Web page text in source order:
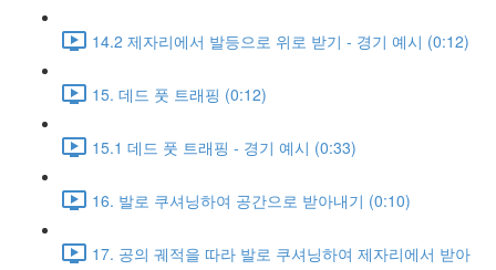
14.2 제자리에서 발등으로 위로 받기 - 경기 예시 (0:12)
15. 데드 풋 트래핑 (0:12)
15.1 데드 풋 트래핑 - 경기 예시 (0:33)
16. 발로 쿠셔닝하여 공간으로 받아내기 (0:10)
17. 공의 궤적을 따라 발로 쿠셔닝하여 제자리에서 받아